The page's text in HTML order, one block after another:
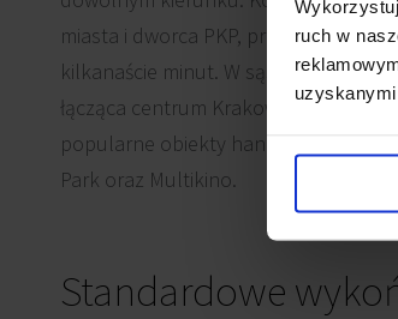
ruch w
miasta i dworca PKP, przejazd na
kilkanaście minut. W sąsiedztwie
łącząca centrum Krakowa z Nową
popularne obiekty handlowo-
Park oraz Multikino.
Standardowe